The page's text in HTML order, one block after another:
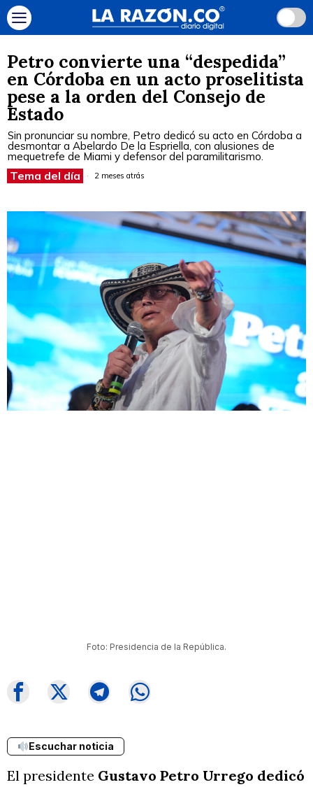
Petro convierte una “despedida”
en Córdoba en un acto proselitista
pese a la orden del Consejo de
Estado
Sin pronunciar su nombre, Petro dedicó su acto en Córdoba a
desmontar a Abelardo De la Espriella, con alusiones de
mequetrefe de Miami y defensor del paramilitarismo.
Tema del día 2 meses atrás
Foto: Presidencia de la República.
Escuchar noticia
El presidente Gustavo Petro Urrego dedicó